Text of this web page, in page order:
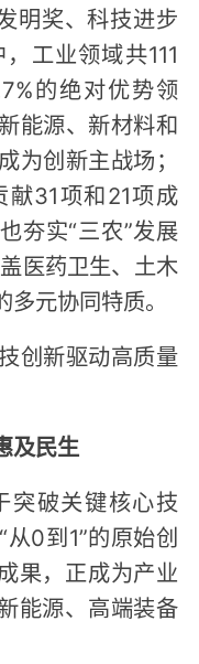
明奖、科技进步
工业领域共111
的绝对优势领
能源、新材料和
为创新主战场；
31项和21项成
夯实“三农”发展
医药卫生、土木
元协同特质。
创新驱动高质量
及民生
突破关键核心技
0到1”的原始创
果，正成为产业
能源、高端装备